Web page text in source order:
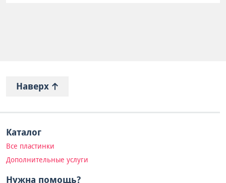
Наверх
Каталог
Все пластинки
Дополнительные услуги
Нужна помощь?